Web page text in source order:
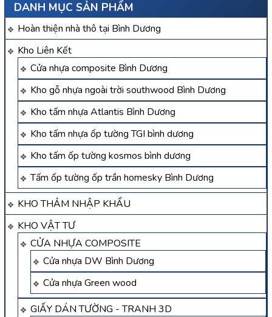
DANH MỤC SẢN PHẨM
Hoàn thiện nhà thô tại Bình Dương
Kho Liên Kết
Cửa nhựa composite Bình Dương
Kho gỗ nhựa ngoài trời southwood Bình Dương
Kho tấm nhựa Atlantis Bình Dương
Kho tấm nhựa ốp tường TGI bình dương
Kho tấm ốp tường kosmos bình dương
Tấm ốp tường ốp trần homesky Bình Dương
KHO THẢM NHẬP KHẨU
KHO VẬT TƯ
CỬA NHỰA COMPOSITE
Cửa nhựa DW Bình Dương
Cửa nhựa Green wood
GIẤY DÁN TƯỜNG - TRANH 3D